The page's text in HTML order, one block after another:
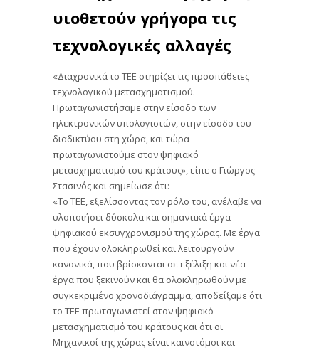
υιοθετούν γρήγορα τις
τεχνολογικές αλλαγές
«Διαχρονικά το ΤΕΕ στηρίζει τις προσπάθειες
τεχνολογικού μετασχηματισμού.
Πρωταγωνιστήσαμε στην είσοδο των
ηλεκτρονικών υπολογιστών, στην είσοδο του
διαδικτύου στη χώρα, και τώρα
πρωταγωνιστούμε στον ψηφιακό
μετασχηματισμό του κράτους», είπε ο Γιώργος
Στασινός και σημείωσε ότι:
«Το ΤΕΕ, εξελίσσοντας τον ρόλο του, ανέλαβε να
υλοποιήσει δύσκολα και σημαντικά έργα
ψηφιακού εκσυγχρονισμού της χώρας. Με έργα
που έχουν ολοκληρωθεί και λειτουργούν
κανονικά, που βρίσκονται σε εξέλιξη και νέα
έργα που ξεκινούν και θα ολοκληρωθούν με
συγκεκριμένο χρονοδιάγραμμα, αποδείξαμε ότι
το ΤΕΕ πρωταγωνιστεί στον ψηφιακό
μετασχηματισμό του κράτους και ότι οι
Μηχανικοί της χώρας είναι καινοτόμοι και